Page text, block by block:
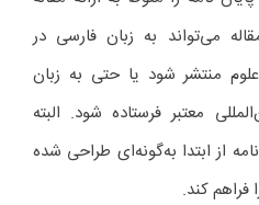
می‌تواند به زبان فارسی در
منتشر شود یا حتی به زبان
معتبر فرستاده شود. البته
از ابتدا به‌گونه‌ای طراحی شده
فراهم کند.